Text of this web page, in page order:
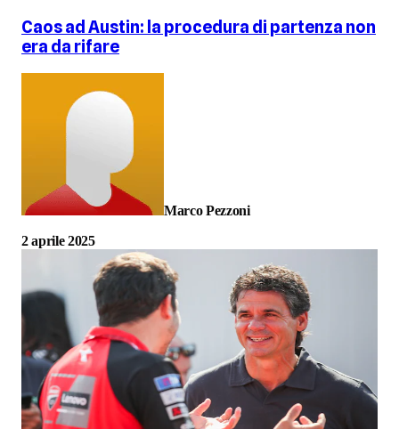
Caos ad Austin: la procedura di partenza non
era da rifare
Marco Pezzoni
2 aprile 2025